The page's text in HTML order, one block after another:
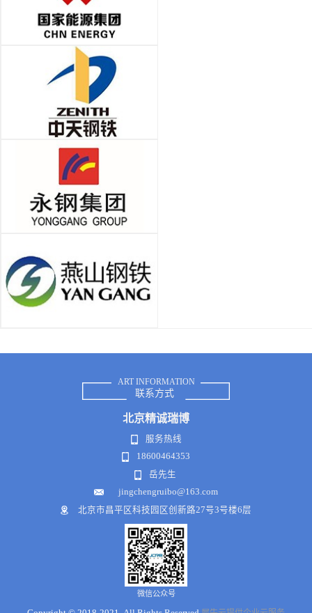
ART INFORMATION
联系方式
北京精诚瑞博
服务热线
18600464353
岳先生
jingchengruibo@163.com
北京市昌平区科技园区创新路27号3号楼6层
微信公众号